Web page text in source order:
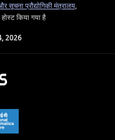
सूचना प्रौद्योगिकी मंत्रालय,
किया गया है
2026